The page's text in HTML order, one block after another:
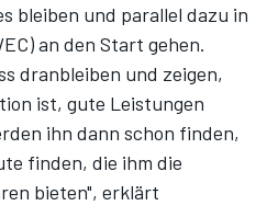
bleiben und parallel dazu in
an den Start gehen.
dranbleiben und zeigen,
ist, gute Leistungen
ihn dann schon finden,
finden, die ihm die
bieten", erklärt